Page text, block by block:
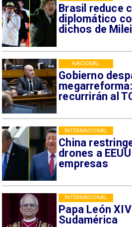
Brasil reduce
diplomático
dichos de Milei
Gobierno
recurrirán al
NACIONAL
China
drones a
empresas
INTERNACIONAL
Papa León
Sudamérica
INTERNACIONAL